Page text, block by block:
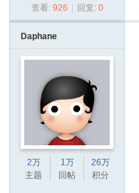
网
查看: 926 回复: 0
Daphane
2万
主题
1万
回帖
26万
积分